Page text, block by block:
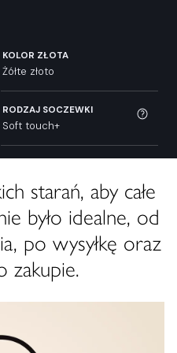
KOLOR ZŁOTA
Żółte złoto
RODZAJ SOCZEWKI
Soft touch+
starań, aby całe
było idealne, od
po wysyłkę oraz
zakupie.